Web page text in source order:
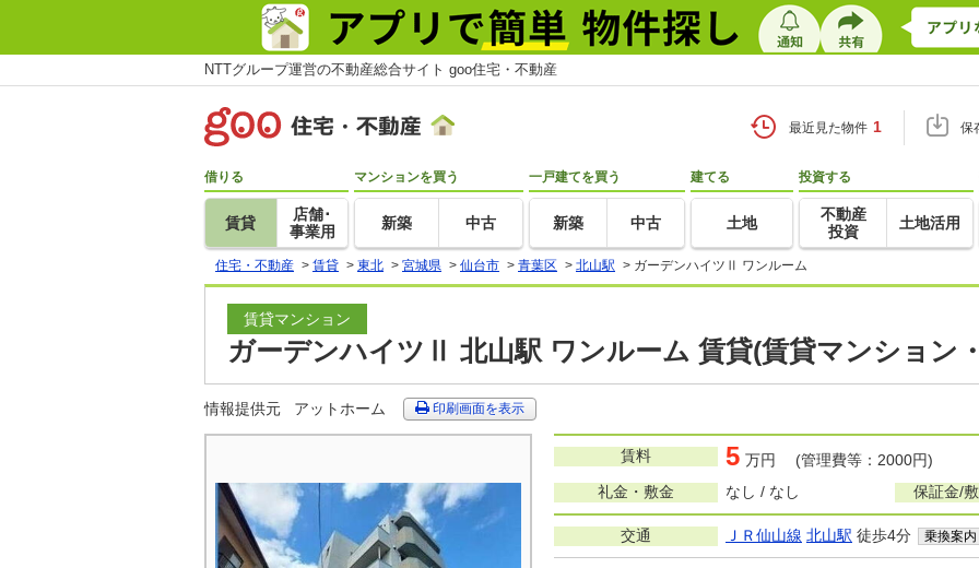
NTTグループ運営の不動産総合サイト goo住宅・不動産
最近見た物件 1 保
借りる
賃貸
店舗･
事業用
マンションを買う
新築 中古
一戸建てを買う
新築 中古
建てる
土地
投資する
不動産
投資
土地活用
住宅・不動産 > 賃貸 > 東北 > 宮城県 > 仙台市 > 青葉区 > 北山駅 > ガーデンハイツⅡ ワンルーム
賃貸マンション
ガーデンハイツⅡ 北山駅 ワンルーム 賃貸(賃貸マンション
情報提供元 アットホーム 印刷画面を表示
賃料 5 万円 (管理費等：2000円)
礼金・敷金
なし / なし 保証金/
交通 ＪＲ仙山線 北山駅 徒歩4分 乗換案内